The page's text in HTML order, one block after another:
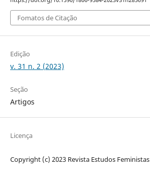
Fomatos de Citação
Edição
v. 31 n. 2 (2023)
Seção
Artigos
Licença
Copyright (c) 2023 Revista Estudos Feministas